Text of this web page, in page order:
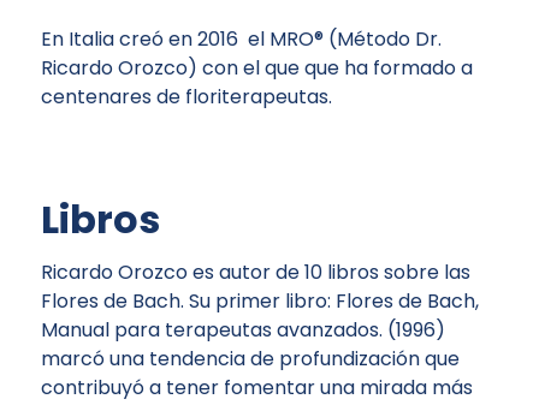
En Italia creó en 2016 el MRO® (Método Dr.
Ricardo Orozco) con el que que ha formado a
centenares de floriterapeutas.
Libros
Ricardo Orozco es autor de 10 libros sobre las
Flores de Bach. Su primer libro: Flores de Bach,
Manual para terapeutas avanzados. (1996)
marcó una tendencia de profundización que
contribuyó a tener fomentar una mirada más